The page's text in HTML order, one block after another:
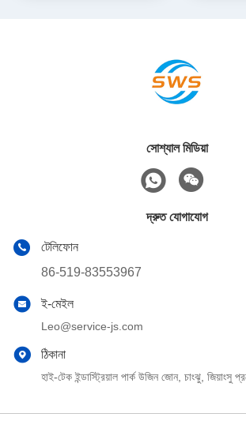
সোশ্যাল মিডিয়া
দ্রুত যোগাযোগ
টেলিফোন
86-519-83553967
ই-মেইল
Leo@service-js.com
ঠিকানা
হাই-টেক ইন্ডাস্ট্রিয়াল পার্ক উজিন জোন, চাংঝু, জিয়াংসু